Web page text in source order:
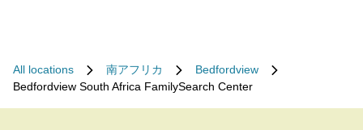
All locations 南アフリカ
Bedfordview
Bedfordview South Africa FamilySearch Center